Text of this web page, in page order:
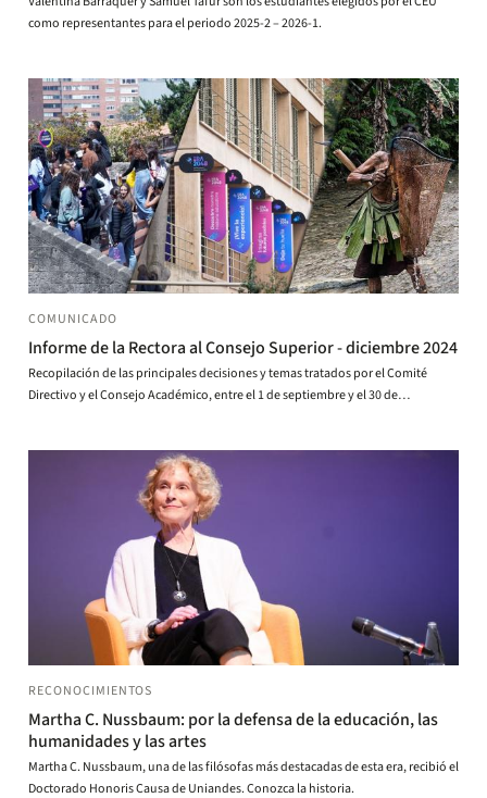
como representantes para el periodo 2025-2 – 2026-1.
COMUNICADO
Informe de la Rectora al Consejo Superior - diciembre 2024
Recopilación de las principales decisiones y temas tratados por el Comité
Directivo y el Consejo Académico, entre el 1 de septiembre y el 30 de
RECONOCIMIENTOS
Martha C. Nussbaum: por la defensa de la educación, las
humanidades y las artes
Martha C. Nussbaum, una de las filósofas más destacadas de esta era, recibió el
Doctorado Honoris Causa de Uniandes. Conozca la historia.